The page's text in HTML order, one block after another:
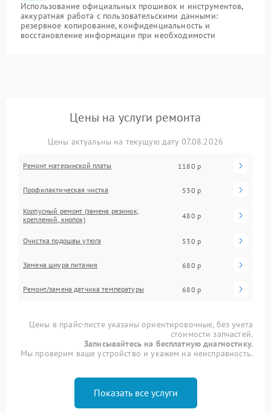
Использование официальных прошивок и инструментов,
аккуратная работа с пользовательскими данными:
резервное копирование, конфиденциальность и
восстановление информации при необходимости
Цены на услуги ремонта
Цены актуальны на текущую дату 07.08.2026
Ремонт материнской платы 1180 р
Профилактическая чистка 530 р
Корпусный ремонт (замена резинок,
креплений, кнопок)
480 р
Очистка подошвы утюга 530 р
Замена шнура питания 680 р
Ремонт/замена датчика температуры 680 р
Цены в прайс-листе указаны ориентировочные, без учета
стоимости запчастей.
Записывайтесь на бесплатную диагностику.
Мы проверим ваше устройство и укажем на неисправность.
Показать все услуги